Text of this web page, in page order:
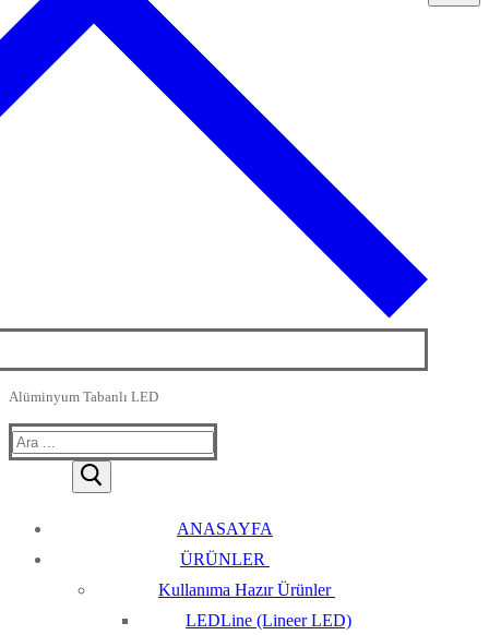
Alüminyum Tabanlı LED
Arama:
ANASAYFA
ÜRÜNLER
Kullanıma Hazır Ürünler
LEDLine (Lineer LED)